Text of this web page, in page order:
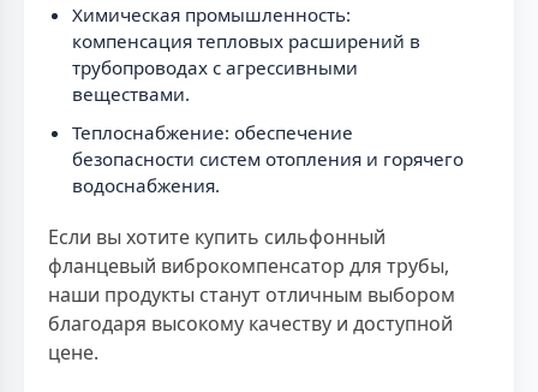
Химическая промышленность:
компенсация тепловых расширений в
трубопроводах с агрессивными
веществами.
Теплоснабжение: обеспечение
безопасности систем отопления и горячего
водоснабжения.
Если вы хотите купить сильфонный
фланцевый виброкомпенсатор для трубы,
наши продукты станут отличным выбором
благодаря высокому качеству и доступной
цене.